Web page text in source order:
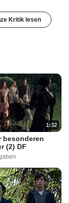
Kritik lesen
1:32
besonderen
(2) DF